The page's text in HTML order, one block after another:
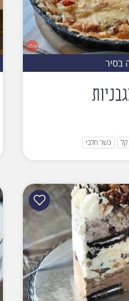
בסיר
קל כשר חלבי